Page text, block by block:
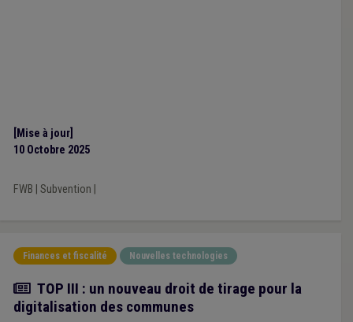
[Mise à jour]
10 Octobre 2025
FWB Subvention
Finances et fiscalité Nouvelles technologies
Actualité
TOP III : un nouveau droit de tirage pour la
digitalisation des communes